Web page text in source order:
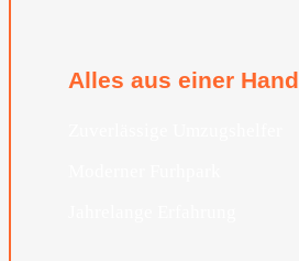
Alles aus einer Hand